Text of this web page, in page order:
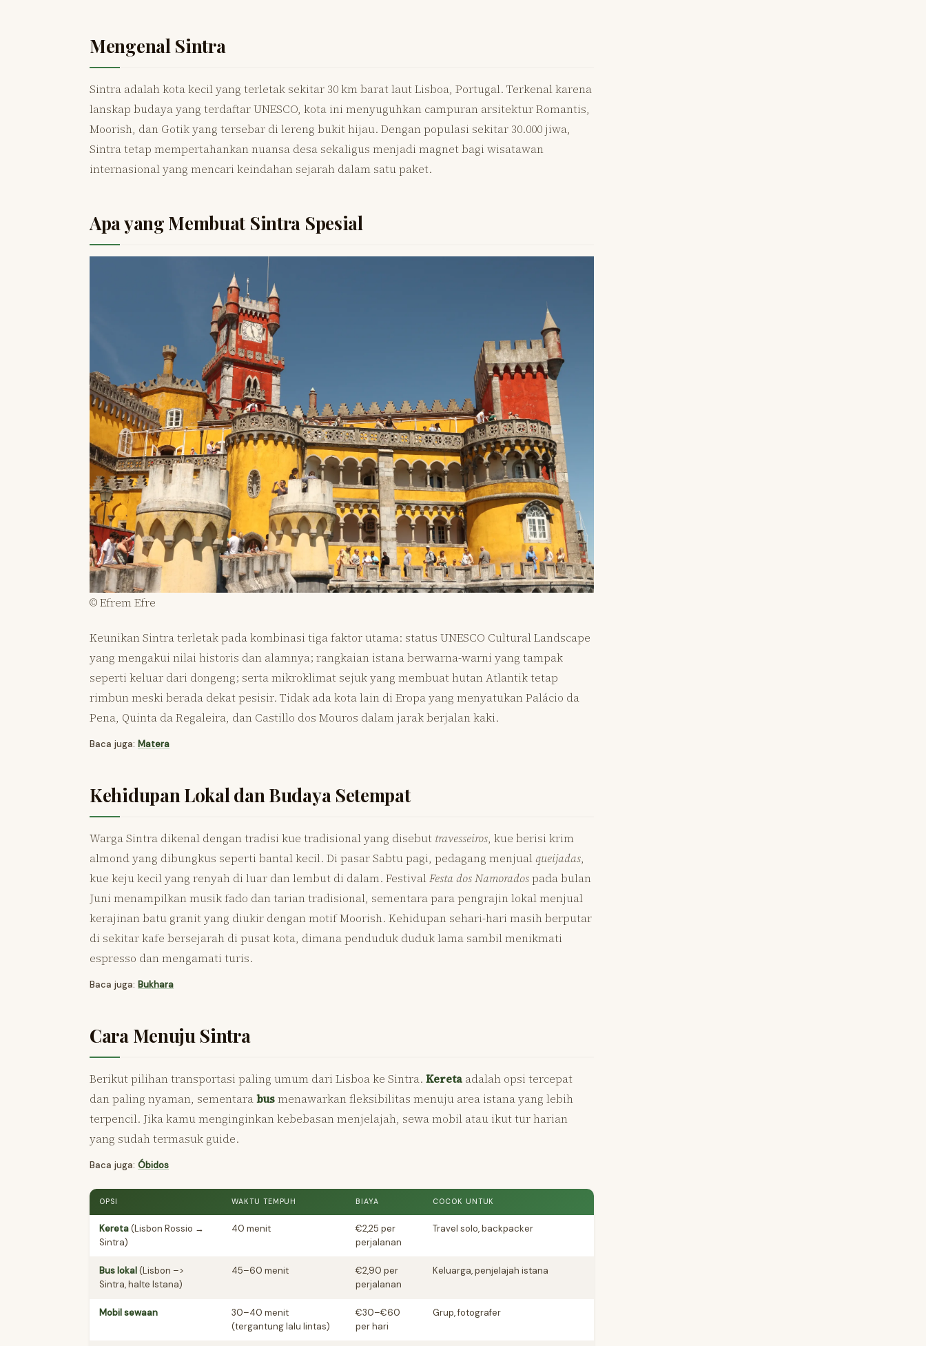
Mengenal Sintra
Sintra adalah kota kecil yang terletak sekitar 30 km barat laut Lisboa, Portugal. Terkenal karena
lanskap budaya yang terdaftar UNESCO, kota ini menyuguhkan campuran arsitektur Romantis,
Moorish, dan Gotik yang tersebar di lereng bukit hijau. Dengan populasi sekitar 30.000 jiwa,
Sintra tetap mempertahankan nuansa desa sekaligus menjadi magnet bagi wisatawan
internasional yang mencari keindahan sejarah dalam satu paket.
Apa yang Membuat Sintra Spesial
© Efrem Efre
Keunikan Sintra terletak pada kombinasi tiga faktor utama: status UNESCO Cultural Landscape
yang mengakui nilai historis dan alamnya; rangkaian istana berwarna-warni yang tampak
seperti keluar dari dongeng; serta mikroklimat sejuk yang membuat hutan Atlantik tetap
rimbun meski berada dekat pesisir. Tidak ada kota lain di Eropa yang menyatukan Palácio da
Pena, Quinta da Regaleira, dan Castillo dos Mouros dalam jarak berjalan kaki.
Baca juga: Matera
Kehidupan Lokal dan Budaya Setempat
Warga Sintra dikenal dengan tradisi kue tradisional yang disebut travesseiros, kue berisi krim
almond yang dibungkus seperti bantal kecil. Di pasar Sabtu pagi, pedagang menjualqueijadas,
kue keju kecil yang renyah di luar dan lembut di dalam. FestivalFesta dos Namoradospada bulan
Juni menampilkan musik fado dan tarian tradisional, sementara para pengrajin lokal menjual
kerajinan batu granit yang diukir dengan motif Moorish. Kehidupan sehari-hari masih berputar
di sekitar kafe bersejarah di pusat kota, dimana penduduk duduk lama sambil menikmati
espresso dan mengamati turis.
Baca juga: Bukhara
Cara Menuju Sintra
Berikut pilihan transportasi paling umum dari Lisboa ke Sintra. Kereta adalah opsi tercepat
dan paling nyaman, sementarabusmenawarkan fleksibilitas menuju area istana yang lebih
terpencil. Jika kamu menginginkan kebebasan menjelajah, sewa mobil atau ikut tur harian
yang sudah termasuk guide.
Baca juga: Óbidos
OPSI WAKTU TEMPUH BIAYA COCOK UNTUK
Kereta(Lisbon Rossio →
Sintra)
40 menit
€2,25 per
perjalanan
Travel solo, backpacker
Bus lokal(Lisbon –>
Sintra, halte Istana)
45–60 menit
€2,90 per
perjalanan
Keluarga, penjelajah istana
Mobil sewaan
30–40 menit
(tergantung lalu lintas)
€30–€60
per hari
Grup, fotografer